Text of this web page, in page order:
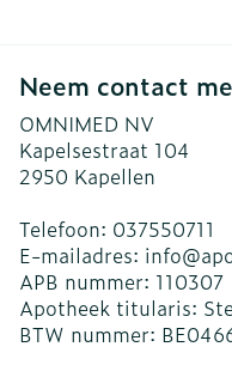
Neem contact
OMNIMED NV
Kapelsestraat 104
2950 Kapellen
Telefoon: 037550711
E-mailadres: info@
APB nummer: 110307
Apotheek titularis:
BTW nummer: